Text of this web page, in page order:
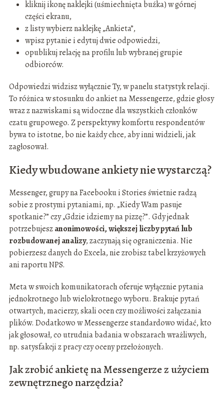
kliknij ikonę naklejki (uśmiechnięta buźka) w górnej
części ekranu,
z listy wybierz naklejkę „Ankieta”,
wpisz pytanie i edytuj dwie odpowiedzi,
opublikuj relację na profilu lub wybranej grupie
odbiorców.
Odpowiedzi widzisz wyłącznie Ty, w panelu statystyk relacji.
To różnica w stosunku do ankiet na Messengerze, gdzie głosy
wraz z nazwiskami są widoczne dla wszystkich członków
czatu grupowego. Z perspektywy komfortu respondentów
bywa to istotne, bo nie każdy chce, aby inni widzieli, jak
zagłosował.
Kiedy wbudowane ankiety nie wystarczą?
Messenger, grupy na Facebooku i Stories świetnie radzą
sobie z prostymi pytaniami, np. „Kiedy Wam pasuje
spotkanie?” czy „Gdzie idziemy na pizzę?”. Gdy jednak
potrzebujeszanonimowości, większej liczby pytań lub
rozbudowanej analizy, zaczynają się ograniczenia. Nie
pobierzesz danych do Excela, nie zrobisz tabel krzyżowych
ani raportu NPS.
Meta w swoich komunikatorach oferuje wyłącznie pytania
jednokrotnego lub wielokrotnego wyboru. Brakuje pytań
otwartych, macierzy, skali ocen czy możliwości załączania
plików. Dodatkowo w Messengerze standardowo widać, kto
jak głosował, co utrudnia badania w obszarach wrażliwych,
np. satysfakcji z pracy czy oceny przełożonych.
Jak zrobić ankietę na Messengerze z użyciem
zewnętrznego narzędzia?